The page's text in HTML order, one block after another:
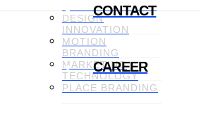
CONTACT
CAREER
COMMUNICATION
DESIGN
INNOVATION
MOTION
BRANDING
MARKETING
TECHNOLOGY
PLACE BRANDING